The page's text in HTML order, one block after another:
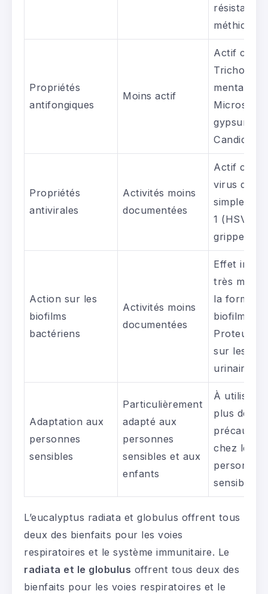
Propriétés
antifongiques
Moins actif
Actif
gypsum et
Candida
Propriétés
antivirales
Activités moins
documentées
Actif
virus de
simplex
1 (HSV-1)
grippe in
Action sur les
biofilms
bactériens
Activités moins
documentées
Effet
très
la
biofilm par
Proteus
sur les
urinaires
Adaptation aux
personnes
sensibles
Particulièrement
adapté aux
personnes
sensibles et aux
enfants
À utiliser
plus de
chez les
personnes
sensibles
L’eucalyptus radiata et globulus offrent tous
deux des bienfaits pour les voies
respiratoires et le système immunitaire. Le
radiata et le globulus offrent tous deux des
bienfaits pour les voies respiratoires et le